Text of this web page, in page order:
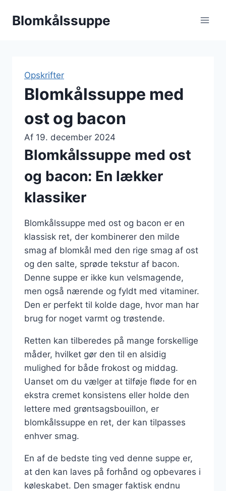
Blomkålssuppe
Opskrifter
Blomkålssuppe med
ost og bacon
Af 19. december 2024
Blomkålssuppe med ost
og bacon: En lækker
klassiker
Blomkålssuppe med ost og bacon er en
klassisk ret, der kombinerer den milde
smag af blomkål med den rige smag af ost
og den salte, sprøde tekstur af bacon.
Denne suppe er ikke kun velsmagende,
men også nærende og fyldt med vitaminer.
Den er perfekt til kolde dage, hvor man har
brug for noget varmt og trøstende.
Retten kan tilberedes på mange forskellige
måder, hvilket gør den til en alsidig
mulighed for både frokost og middag.
Uanset om du vælger at tilføje fløde for en
ekstra cremet konsistens eller holde den
lettere med grøntsagsbouillon, er
blomkålssuppe en ret, der kan tilpasses
enhver smag.
En af de bedste ting ved denne suppe er,
at den kan laves på forhånd og opbevares i
køleskabet. Den smager faktisk endnu